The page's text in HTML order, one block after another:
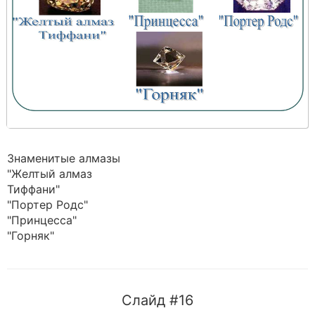
Знаменитые алмазы
"Желтый алмаз
Тиффани"
"Портер Родс"
"Принцесса"
"Горняк"
Слайд #16